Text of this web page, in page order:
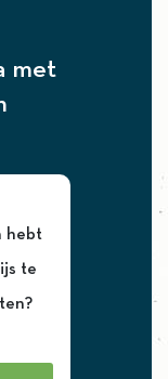
met
hebt
te